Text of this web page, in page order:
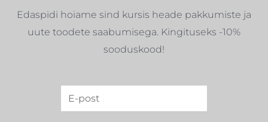
Edaspidi hoiame sind kursis heade pakkumiste ja
uute toodete saabumisega. Kingituseks -10%
sooduskood!